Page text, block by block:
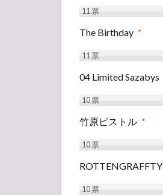
11票
The Birthday *
11票
04 Limited Sazabys
10票
竹原ピストル *
10票
ROTTENGRAFFTY
10票